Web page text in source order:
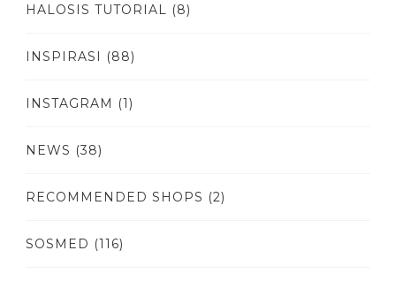
HALOSIS TUTORIAL (8)
INSPIRASI (88)
INSTAGRAM (1)
NEWS (38)
RECOMMENDED SHOPS (2)
SOSMED (116)